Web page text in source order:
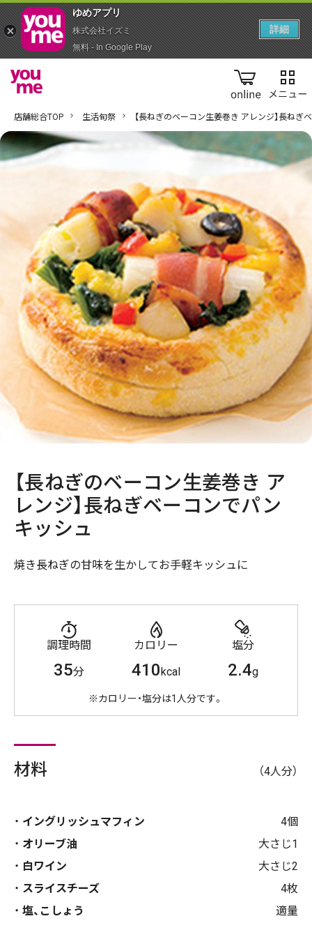
online
店舗総合TOP 生活旬祭 【長ねぎのベーコン生姜巻き アレンジ】長ねぎ
【長ねぎのベーコン生姜巻き ア
レンジ】長ねぎベーコンでパン
キッシュ
焼き長ねぎの甘味を生かしてお手軽キッシュに
調理時間
35分
カロリー
410kcal
塩分
2.4g
※カロリー・塩分は1人分です。
材料 （4人分）
イングリッシュマフィン
4個
オリーブ油
大さじ1
白ワイン
大さじ2
スライスチーズ
4枚
塩、こしょう
適量
ゆめアプ‪リ‬
株式会社イズミ
無料 - In Google Play
詳細